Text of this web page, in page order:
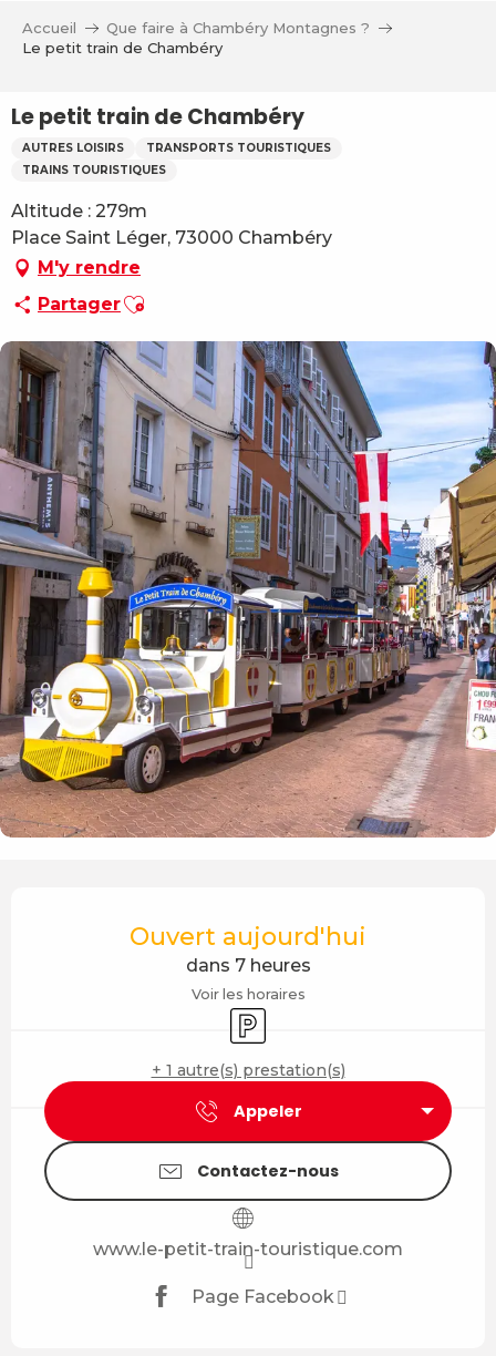
Accueil
Que faire à Chambéry Montagnes ?
Le petit train de Chambéry
Le petit train de Chambéry
AUTRES LOISIRS
TRANSPORTS TOURISTIQUES
TRAINS TOURISTIQUES
Altitude : 279m
Place Saint Léger, 73000 Chambéry
M'y rendre
PartagerAjouter aux favoris
Ouvert aujourd'hui
dans 7 heures
Voir les horaires
Parking
+ 1 autre(s) prestation(s)
Appeler
Contactez-nous
www.le-petit-train-touristique.com
Page Facebook